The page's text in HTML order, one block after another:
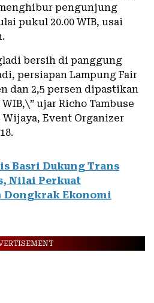
pengunjung
pukul 20.00 WIB, usai
bersih di panggung
persiapan Lampung Fair
dan 2,5 persen dipastikan
ujar Richo Tambuse
Wijaya, Event Organizer
Basri Dukung Trans
Nilai Perkuat
Ekonomi